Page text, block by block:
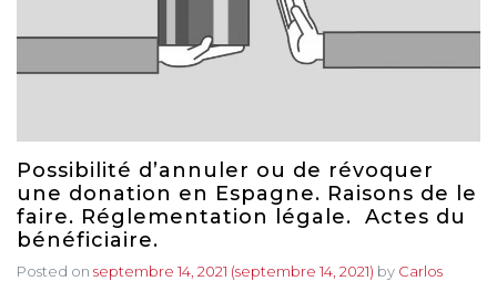
Possibilité d’annuler ou de révoquer
une donation en Espagne. Raisons de le
faire. Réglementation légale. Actes du
bénéficiaire.
Posted on septembre 14, 2021 (septembre 14, 2021) by Carlos